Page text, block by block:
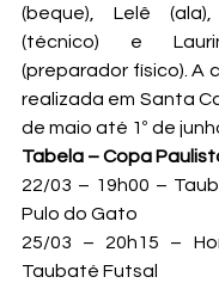
(beque), Lelê
(técnico) e
(preparador físico). A
realizada em Santa
de maio até 1º de
Tabela – Copa
22/03 – 19h00 –
Pulo do Gato
25/03 – 20h15 –
Taubaté Futsal